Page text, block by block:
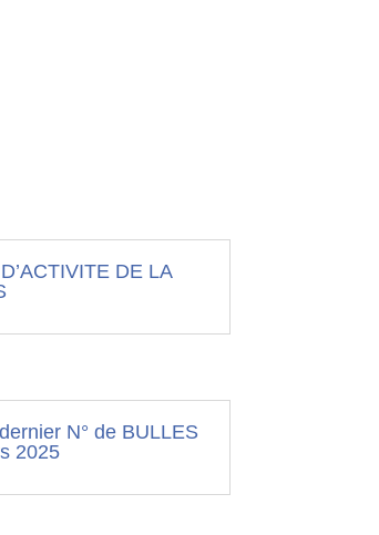
DE LA
N° de BULLES
2025